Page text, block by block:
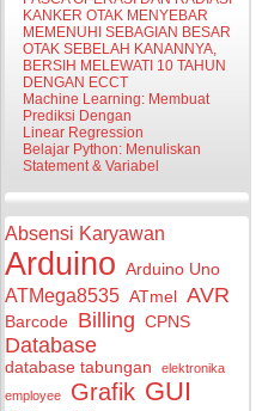
KANKER OTAK MENYEBAR
MEMENUHI SEBAGIAN BESAR
OTAK SEBELAH KANANNYA,
BERSIH MELEWATI 10 TAHUN
DENGAN ECCT
Machine Learning: Membuat
Prediksi Dengan
Linear Regression
Belajar Python: Menuliskan
Statement & Variabel
Absensi Karyawan
Arduino Arduino Uno
ATMega8535 ATmel AVR
Barcode Billing CPNS
Database
database tabungan
elektronika
employee
Grafik GUI